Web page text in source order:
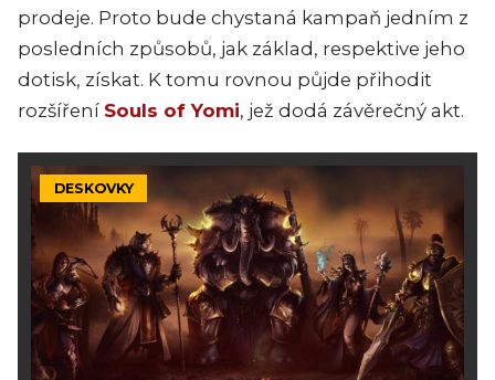
prodeje. Proto bude chystaná kampaň jedním z
posledních způsobů, jak základ, respektive jeho
dotisk, získat. K tomu rovnou půjde přihodit
rozšíření Souls of Yomi, jež dodá závěrečný akt.
DESKOVKY